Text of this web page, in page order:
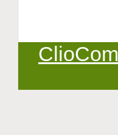
ClioCom